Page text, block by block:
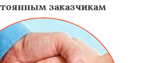
заказчикам